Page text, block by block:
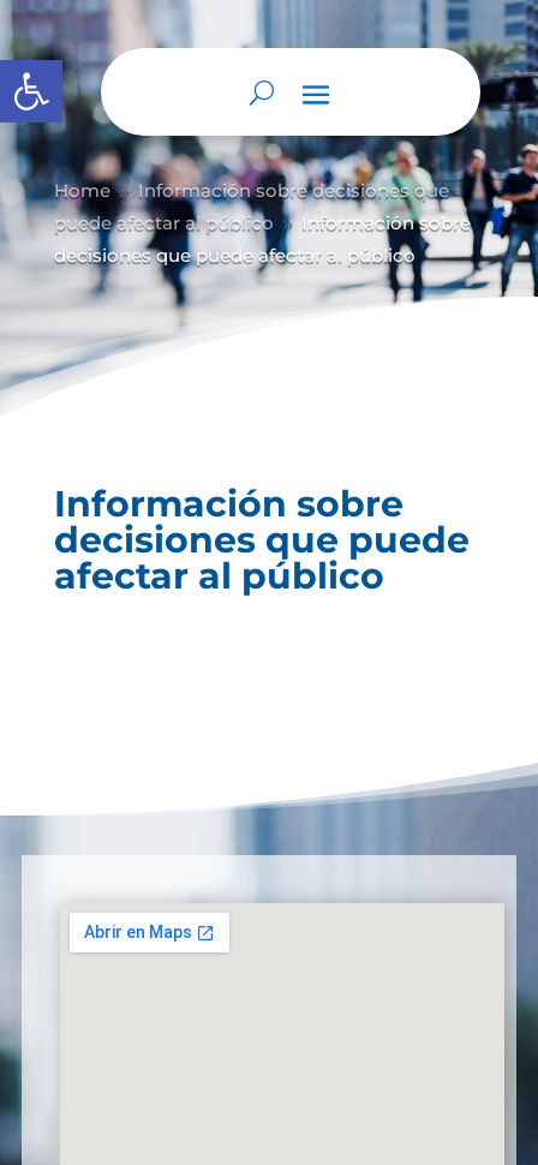
Abrir barra de herramientas
Home 9 Información sobre decisiones que
puede afectar al público 9 Información sobre
decisiones que puede afectar al público
Información sobre
decisiones que puede
afectar al público